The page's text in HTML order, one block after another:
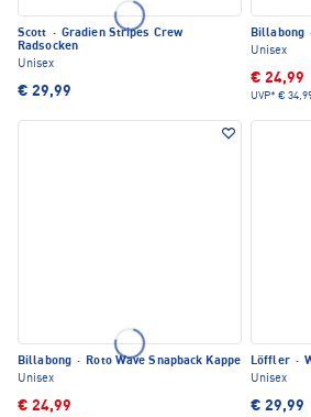
Scott · Gradien Stripes Crew
Radsocken
Unisex
€ 29,99
Billabong
Unisex
€ 24,99
UVP* €
Billabong · Roto Wave Snapback Kappe
Unisex
€ 24,99
Löffler ·
Unisex
€ 29,99